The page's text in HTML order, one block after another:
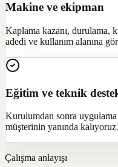
Makine ve ekipman
Kaplama kazanı, durulama,
adedi ve kullanım alanına
Eğitim ve teknik
Kurulumdan sonra uygulama
müşterinin yanında kalıyoruz.
Çalışma anlayışı